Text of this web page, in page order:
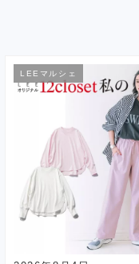
LEEマルシェ